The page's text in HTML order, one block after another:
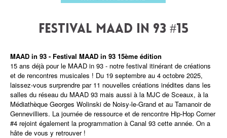
festival MAAD in 93 #15
MAAD in 93 - Festival MAAD in 93 15ème édition
15 ans déjà pour le MAAD in 93 - notre festival itinérant de créations
et de rencontres musicales ! Du 19 septembre au 4 octobre 2025,
laissez-vous surprendre par 11 nouvelles créations inédites dans les
salles du réseau du MAAD 93 mais aussi à la MJC de Sceaux, à la
Médiathèque Georges Wolinski de Noisy-le-Grand et au Tamanoir de
Gennevilliers. La journée de ressource et de rencontre Hip-Hop Corner
#4 rejoint également la programmation à Canal 93 cette année. On a
hâte de vous y retrouver !